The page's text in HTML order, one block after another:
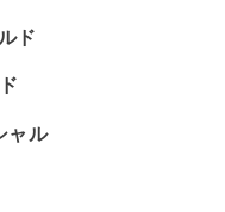
ド
ャル